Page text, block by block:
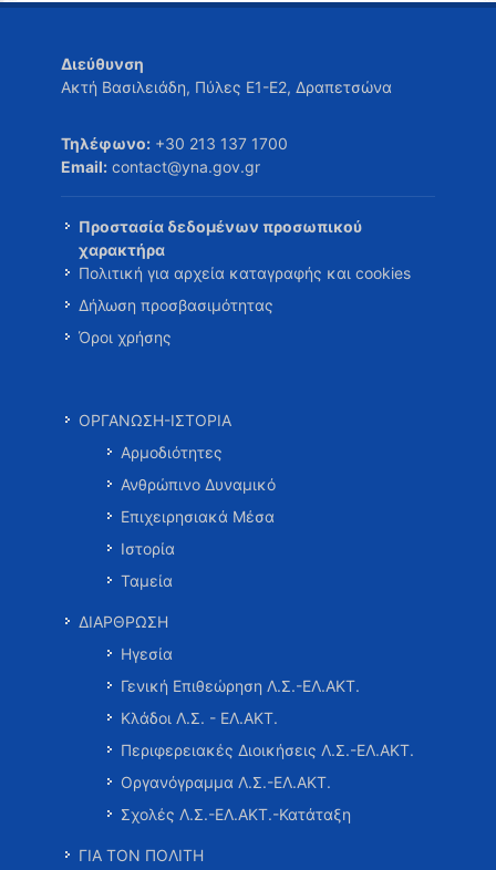
Διεύθυνση
Ακτή Βασιλειάδη, Πύλες Ε1-Ε2, Δραπετσώνα
Τηλέφωνο: +30 213 137 1700
Email: contact@yna.gov.gr
Προστασία δεδομένων προσωπικού
χαρακτήρα
Πολιτική για αρχεία καταγραφής και cookies
Δήλωση προσβασιμότητας
Όροι χρήσης
ΟΡΓΑΝΩΣΗ-ΙΣΤΟΡΙΑ
Αρμοδιότητες
Ανθρώπινο Δυναμικό
Επιχειρησιακά Μέσα
Ιστορία
Ταμεία
ΔΙΑΡΘΡΩΣΗ
Ηγεσία
Γενική Επιθεώρηση Λ.Σ.-ΕΛ.ΑΚΤ.
Κλάδοι Λ.Σ. - ΕΛ.ΑΚΤ.
Περιφερειακές Διοικήσεις Λ.Σ.-ΕΛ.ΑΚΤ.
Οργανόγραμμα Λ.Σ.-ΕΛ.ΑΚΤ.
Σχολές Λ.Σ.-ΕΛ.ΑΚΤ.-Κατάταξη
ΓΙΑ ΤΟΝ ΠΟΛΙΤΗ